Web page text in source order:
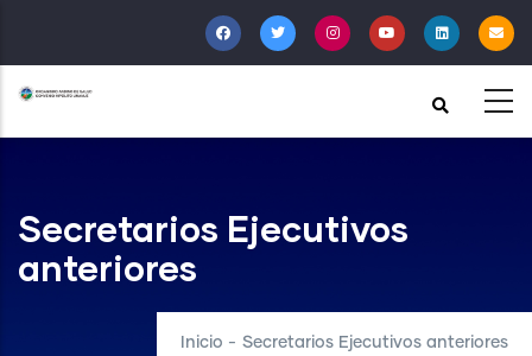
al
contenido
principal
Secretarios Ejecutivos
anteriores
Inicio - Secretarios Ejecutivos anteriores